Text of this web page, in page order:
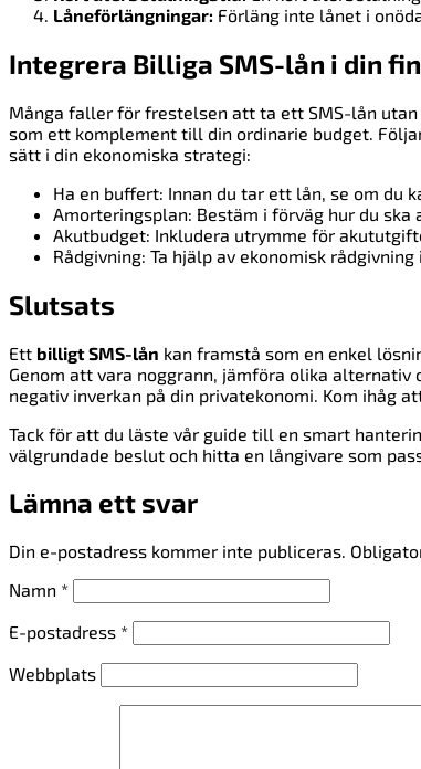
Låneförlängningar: Förläng inte lånet i
Integrera Billiga SMS-lån i din
Många faller för frestelsen att ta ett SMS-lån
som ett komplement till din ordinarie budget.
sätt i din ekonomiska strategi:
Ha en buffert: Innan du tar ett lån, se om du
Amorteringsplan: Bestäm i förväg hur du
Akutbudget: Inkludera utrymme för
Rådgivning: Ta hjälp av ekonomisk
Slutsats
Ett billigt SMS-lån kan framstå som en enkel
Genom att vara noggrann, jämföra olika
negativ inverkan på din privatekonomi. Kom ihåg
Tack för att du läste vår guide till en smart
välgrundade beslut och hitta en långivare som
Lämna ett svar
Din e-postadress kommer inte publiceras.
Namn *
E-postadress *
Webbplats